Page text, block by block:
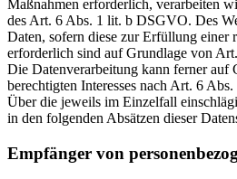
Maßnahmen erforderlich, verarbeiten
des Art. 6 Abs. 1 lit. b DSGVO. Des
Daten, sofern diese zur Erfüllung einer
erforderlich sind auf Grundlage von
Die Datenverarbeitung kann ferner auf
berechtigten Interesses nach Art. 6
Über die jeweils im Einzelfall
in den folgenden Absätzen dieser
Empfänger von